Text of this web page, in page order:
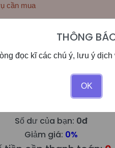
cần mua
Số dư của bạn: 0đ
Giảm giá: 0%
THÔNG
đọc kĩ các chú ý, lưu ý
OK